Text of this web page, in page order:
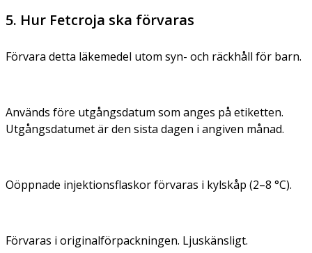
5. Hur Fetcroja ska förvaras
Förvara detta läkemedel utom syn- och räckhåll för barn.
Används före utgångsdatum som anges på etiketten.
Utgångsdatumet är den sista dagen i angiven månad.
Oöppnade injektionsflaskor förvaras i kylskåp (2–8 °C).
Förvaras i originalförpackningen. Ljuskänsligt.